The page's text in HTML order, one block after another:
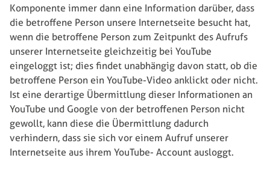
Komponente immer dann eine Information darüber, dass
die betroffene Person unsere Internetseite besucht hat,
wenn die betroffene Person zum Zeitpunkt des Aufrufs
unserer Internetseite gleichzeitig bei YouTube
eingeloggt ist; dies findet unabhängig davon statt, ob die
betroffene Person ein YouTube-Video anklickt oder nicht.
Ist eine derartige Übermittlung dieser Informationen an
YouTube und Google von der betroffenen Person nicht
gewollt, kann diese die Übermittlung dadurch
verhindern, dass sie sich vor einem Aufruf unserer
Internetseite aus ihrem YouTube- Account ausloggt.